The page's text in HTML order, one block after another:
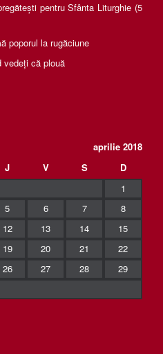
pentru Sfânta Liturghie (5
poporul la rugăciune
vedeți că plouă
aprilie 2018
J V S
D
1
5 6 7
8
12 13 14
15
19 20 21
22
26 27 28
29